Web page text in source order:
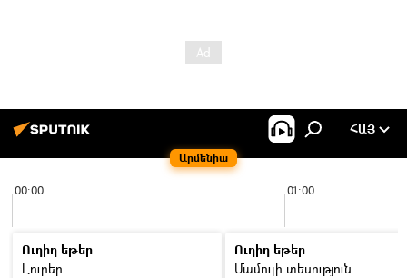
Արմենիա
ՀԱՅ
00:00 01:00
Ուղիղ եթեր
Լուրեր
Ուղիղ եթեր
Մամուլի տեսություն